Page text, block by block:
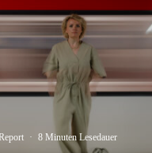
· 8 Minuten Lesedauer